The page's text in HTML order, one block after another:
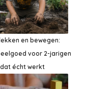
en bewegen:
voor 2-jarigen
dat écht werkt